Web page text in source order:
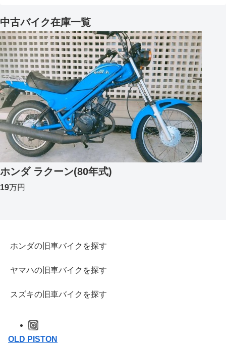
中古バイク在庫一覧
ホンダ ラクーン(80年式)
19万円
ホンダの旧車バイクを探す
ヤマハの旧車バイクを探す
スズキの旧車バイクを探す
OLD PISTON